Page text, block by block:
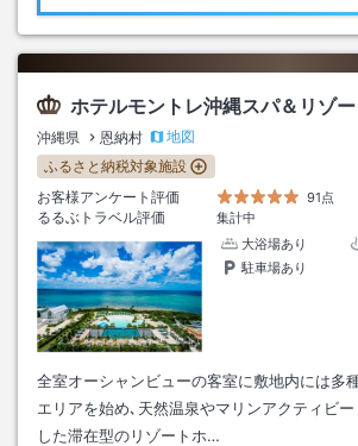
ホテルモントレ沖縄スパ＆リゾー
沖縄県 恩納村
地図
ふるさと納税対象施設
お客様アンケート評価
91点
るるぶトラベル評価
集計中
大浴場あり
駐車場あり
全室オーシャンビューの客室に敷地内には多
エリアを始め､天然温泉やマリンアクティビ
した滞在型のリゾートホ…